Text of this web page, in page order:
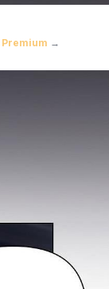
Premium →